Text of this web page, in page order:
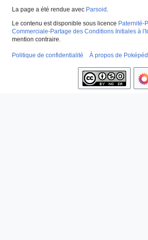
La page a été rendue avec Parsoid .
Le contenu est disponible sous licence Paternité-
Commerciale-Partage des Conditions Initiales à
mention contraire.
Politique de confidentialité À propos de